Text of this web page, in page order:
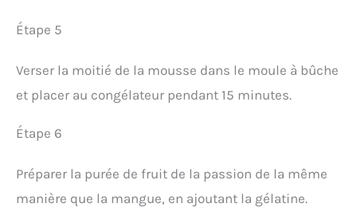
Étape 5
Verser la moitié de la mousse dans le moule à bûche
et placer au congélateur pendant 15 minutes.
Étape 6
Préparer la purée de fruit de la passion de la même
manière que la mangue, en ajoutant la gélatine.